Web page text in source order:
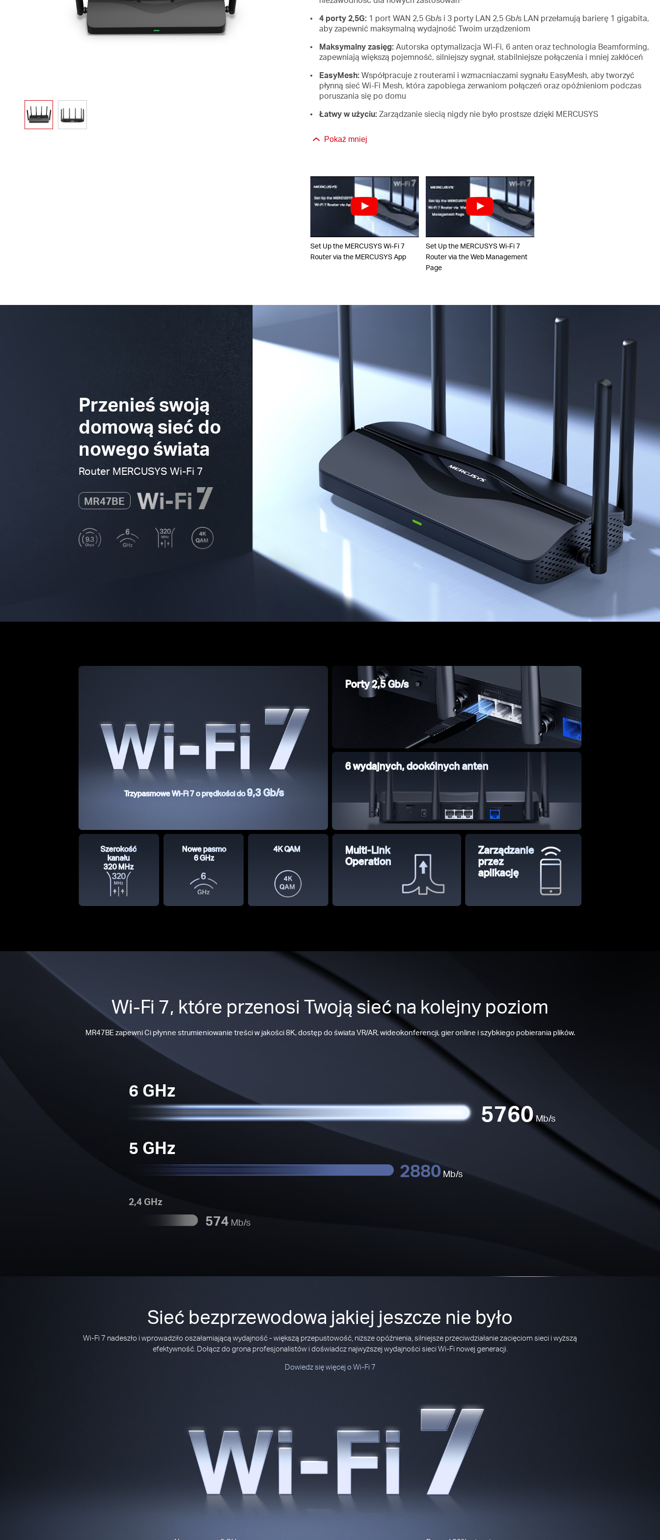
4 porty 2,5G: 1 port WAN 2,5 Gb/s i 3 porty LAN 2,5 Gb/s LAN przełamują barierę 1 gigabita,
aby zapewnić maksymalną wydajność Twoim urządzeniom
Maksymalny zasięg: Autorska optymalizacja Wi-Fi, 6 anten oraz technologia Beamforming,
zapewniają większą pojemność, silniejszy sygnał, stabilniejsze połączenia i mniej zakłóceń
EasyMesh: Współpracuje z routerami i wzmacniaczami sygnału EasyMesh, aby tworzyć
płynną sieć Wi-Fi Mesh, która zapobiega zerwaniom połączeń oraz opóźnieniom podczas
poruszania się po domu
Łatwy w użyciu: Zarządzanie siecią nigdy nie było prostsze dzięki MERCUSYS
Pokaż mniej
Set Up the MERCUSYS Wi-Fi 7
Router via the MERCUSYS App
Set Up the MERCUSYS Wi-Fi 7
Router via the Web Management
Page
Przenieś swoją
domową sieć do
nowego świata
Router MERCUSYS Wi-Fi 7
MR47BE
Trzypasmowe Wi-Fi 7 o prędkości do9,3 Gb/s
Szerokość
kanału
320 MHz
Nowe pasmo
6 GHz
4K QAM
Porty 2,5 Gb/s
6 wydajnych, dookólnych anten
Multi-Link
Operation
Zarządzanie
przez
aplikację
Wi-Fi 7, które przenosi Twoją sieć na kolejny poziom
MR47BE zapewni Ci płynne strumieniowanie treści w jakości 8K, dostęp do świata VR/AR, wideokonferencji, gier online i szybkiego pobierania plików.
6 GHz
5760Mb/s
5 GHz
2880 Mb/s
2,4 GHz
574 Mb/s
Sieć bezprzewodowa jakiej jeszcze nie było
Wi-Fi 7 nadeszło i wprowadziło oszałamiającą wydajność - większą przepustowość, niższe opóźnienia, silniejsze przeciwdziałanie zacięciom sieci i wyższą
efektywność. Dołącz do grona profesjonalistów i doświadcz najwyższej wydajności sieci Wi-Fi nowej generacji.
Dowiedz się więcej o Wi-Fi 7